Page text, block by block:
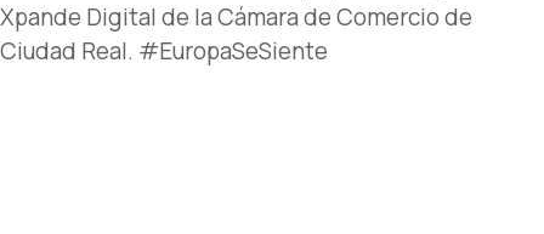
Xpande Digital de la Cámara de Comercio de
Ciudad Real. #EuropaSeSiente